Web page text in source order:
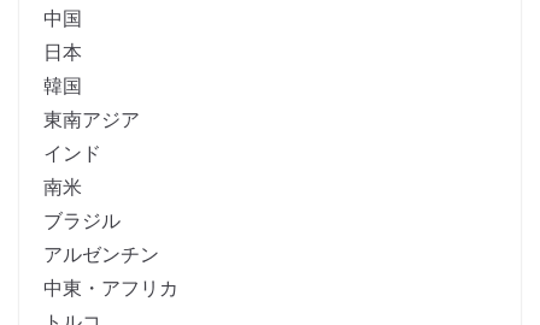
中国
日本
韓国
東南アジア
インド
南米
ブラジル
アルゼンチン
中東・アフリカ